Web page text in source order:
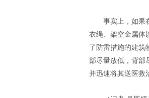
事实上，如果
衣绳、架空金属体
了防雷措施的建筑
部尽量放低，背部
并迅速将其送医救